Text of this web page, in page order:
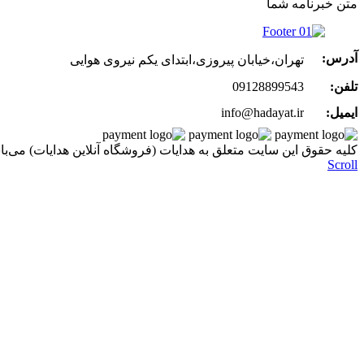
متن خبرنامه شما
آدرس:
تهران،خیابان پیروزی،ابتدای یکم نیروی هوایی
تلفن:
09128899543
ایمیل:
info@hadayat.ir
کليه حقوق اين سايت متعلق به هدایات (فروشگاه آنلاین هدایات)
Scroll